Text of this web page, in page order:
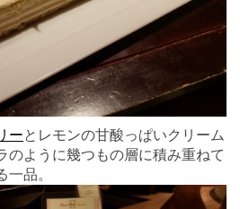
ーとレモンの甘酸っぱいクリーム
のように幾つもの層に積み重ねて
品。